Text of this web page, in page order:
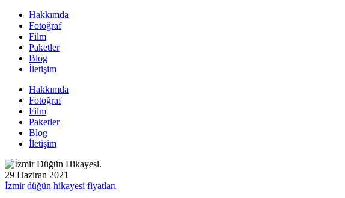
Hakkımda
Fotoğraf
Film
Paketler
Blog
İletişim
Hakkımda
Fotoğraf
Film
Paketler
Blog
İletişim
29 Haziran 2021
İzmir düğün hikayesi fiyatları